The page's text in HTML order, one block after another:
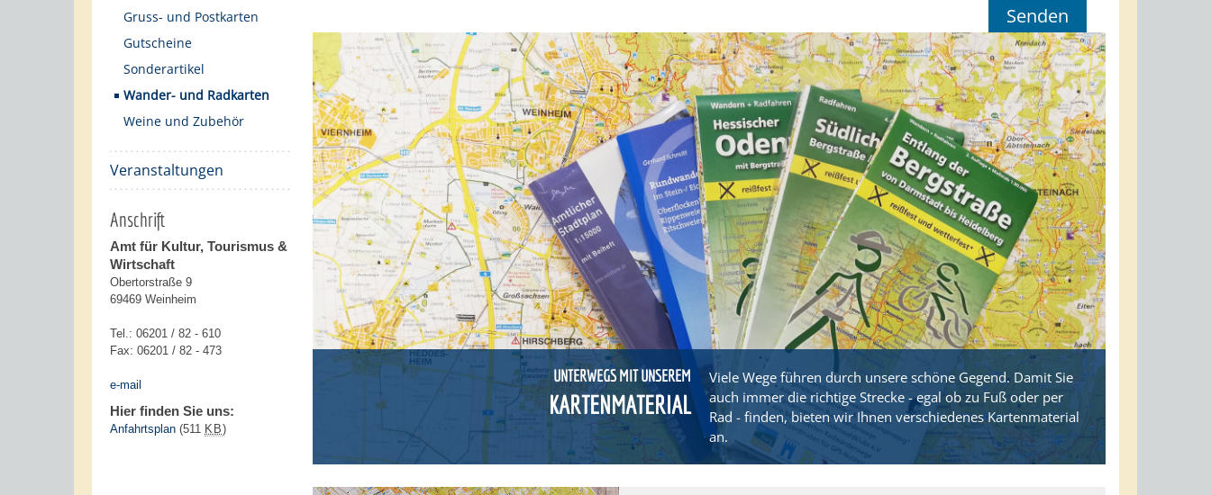
Gruss- und Postkarten
Gutscheine
Sonderartikel
Wander- und Radkarten
Weine und Zubehör
Veranstaltungen
Anschrift
Amt für Kultur, Tourismus &
Wirtschaft
Obertorstraße 9
69469 Weinheim
Tel.: 06201 / 82 - 610
Fax: 06201 / 82 - 473
e-mail
Hier finden Sie uns:
Anfahrtsplan (511 KB)
Viele Wege führen durch unsere schöne Gegend. Damit Sie
auch immer die richtige Strecke - egal ob zu Fuß oder per
Rad - finden, bieten wir Ihnen verschiedenes Kartenmaterial
an.
UNTERWEGS MIT UNSEREM
KARTENMATERIAL